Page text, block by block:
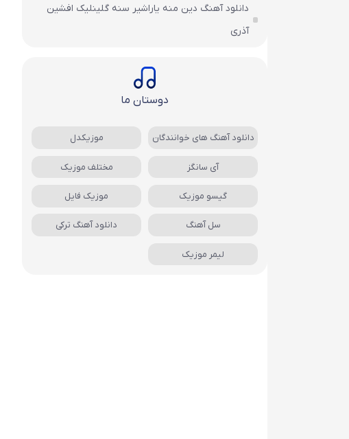
دانلود آهنگ دین منه یاراشیر سنه گلینلیک افشین
آذری
دوستان ما
دانلود آهنگ های خوانندگان موزیکدل
آی سانگز مختلف موزیک
گیسو موزیک موزیک فایل
سل آهنگ دانلود آهنگ ترکی
لیمر موزیک